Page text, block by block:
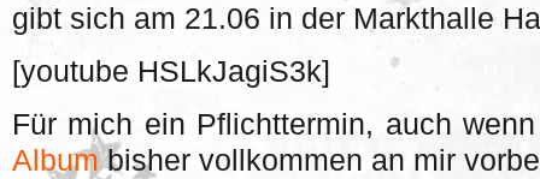
gibt sich am 21.06 in der Markthalle
[youtube HSLkJagiS3k]
Für mich ein Pflichttermin, auch
Albumbisher vollkommen an mir